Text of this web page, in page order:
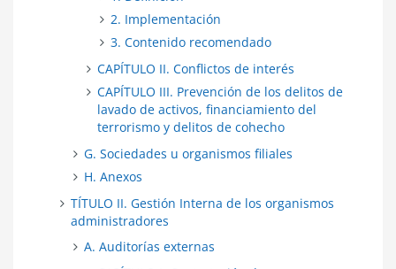
2. Implementación
3. Contenido recomendado
CAPÍTULO II. Conflictos de interés
CAPÍTULO III. Prevención de los delitos de
lavado de activos, financiamiento del
terrorismo y delitos de cohecho
G. Sociedades u organismos filiales
H. Anexos
TÍTULO II. Gestión Interna de los organismos
administradores
A. Auditorías externas